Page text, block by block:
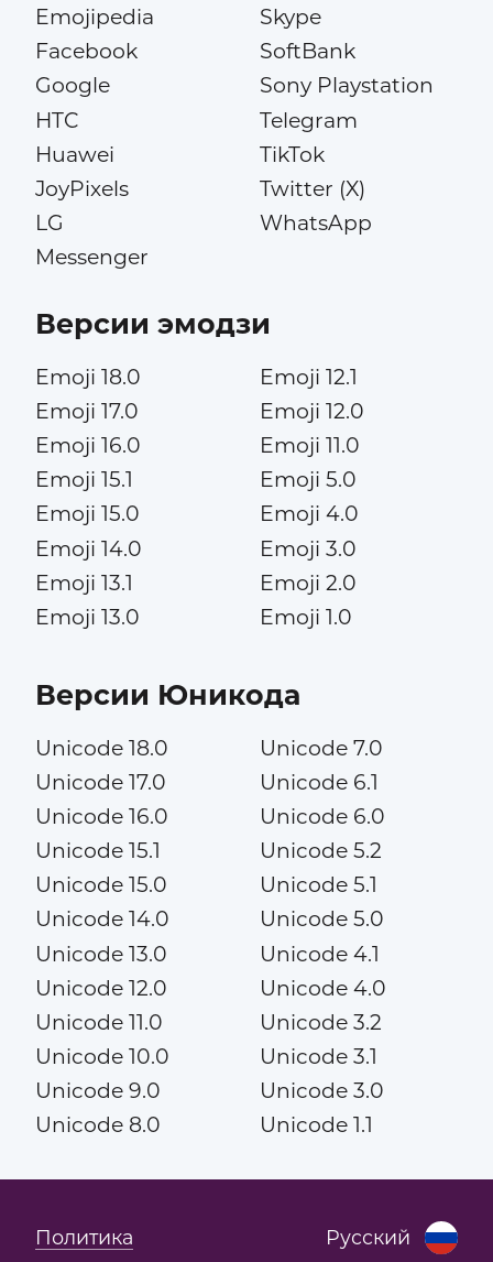
Emojipedia
Facebook
Google
HTC
Huawei
JoyPixels
LG
Messenger
Skype
SoftBank
Sony Playstation
Telegram
TikTok
Twitter (X)
WhatsApp
Версии эмодзи
Emoji 18.0
Emoji 17.0
Emoji 16.0
Emoji 15.1
Emoji 15.0
Emoji 14.0
Emoji 13.1
Emoji 13.0
Emoji 12.1
Emoji 12.0
Emoji 11.0
Emoji 5.0
Emoji 4.0
Emoji 3.0
Emoji 2.0
Emoji 1.0
Версии Юникода
Unicode 18.0
Unicode 17.0
Unicode 16.0
Unicode 15.1
Unicode 15.0
Unicode 14.0
Unicode 13.0
Unicode 12.0
Unicode 11.0
Unicode 10.0
Unicode 9.0
Unicode 8.0
Unicode 7.0
Unicode 6.1
Unicode 6.0
Unicode 5.2
Unicode 5.1
Unicode 5.0
Unicode 4.1
Unicode 4.0
Unicode 3.2
Unicode 3.1
Unicode 3.0
Unicode 1.1
Русский
Политика